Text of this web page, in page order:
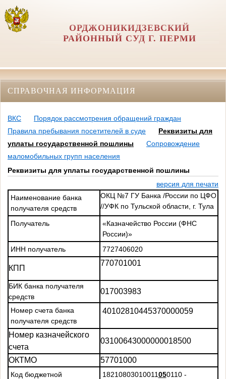
ОРДЖОНИКИДЗЕВСКИЙ
РАЙОННЫЙ СУД Г. ПЕРМИ
СПРАВОЧНАЯ ИНФОРМАЦИЯ
ВКС
Порядок рассмотрения обращений граждан
Правила пребывания посетителей в суде
Реквизиты для
уплаты государственной пошлины
Сопровождение
маломобильных групп населения
Реквизиты для уплаты государственной пошлины
версия для печати
Наименование банка
получателя средств
ОКЦ №7 ГУ Банка /России по ЦФО
//УФК по Тульской области, г. Тула
Получатель
«Казначейство России (ФНС
России)»
ИНН получатель
7727406020
КПП
770701001
БИК банка получателя
средств
017003983
Номер счета банка
получателя средств
40102810445370000059
Номер казначейского
счета
03100643000000018500
ОКТМО 57701000
Код бюджетной
18210803010011050110 -